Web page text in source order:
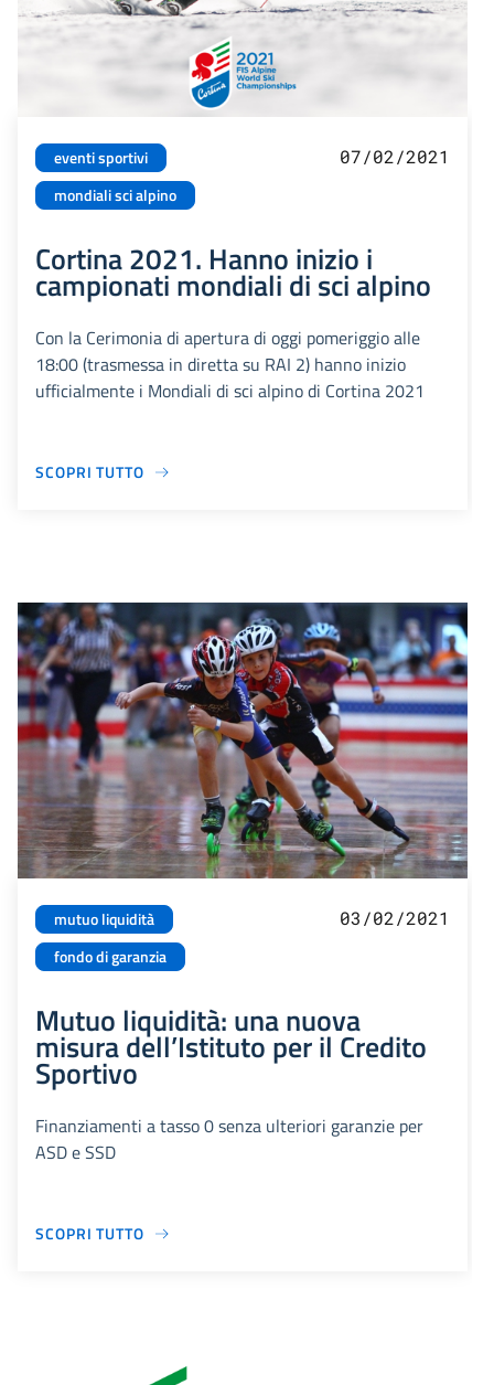
eventi sportivi
mondiali sci alpino
07/02/2021
Cortina 2021. Hanno inizio i
campionati mondiali di sci alpino
Con la Cerimonia di apertura di oggi pomeriggio alle
18:00 (trasmessa in diretta su RAI 2) hanno inizio
ufficialmente i Mondiali di sci alpino di Cortina 2021
SCOPRI TUTTO
mutuo liquidità
fondo di garanzia
03/02/2021
Mutuo liquidità: una nuova
misura dell’Istituto per il Credito
Sportivo
Finanziamenti a tasso 0 senza ulteriori garanzie per
ASD e SSD
SCOPRI TUTTO